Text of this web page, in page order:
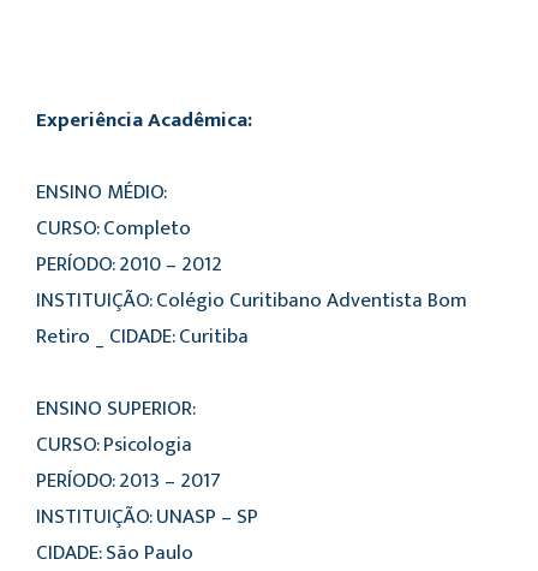
Experiência Acadêmica:
ENSINO MÉDIO:
CURSO: Completo
PERÍODO: 2010 – 2012
INSTITUIÇÃO: Colégio Curitibano Adventista Bom
Retiro _ CIDADE: Curitiba
ENSINO SUPERIOR:
CURSO: Psicologia
PERÍODO: 2013 – 2017
INSTITUIÇÃO: UNASP – SP
CIDADE: São Paulo